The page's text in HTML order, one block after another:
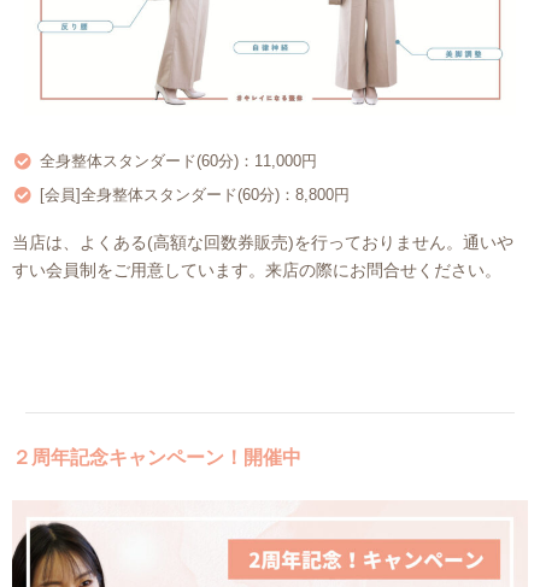
全身整体スタンダード(60分)：11,000円
[会員]全身整体スタンダード(60分)：8,800円
当店は、よくある(高額な回数券販売)を行っておりません。通いや
すい会員制をご用意しています。来店の際にお問合せください。
２周年記念キャンペーン！開催中